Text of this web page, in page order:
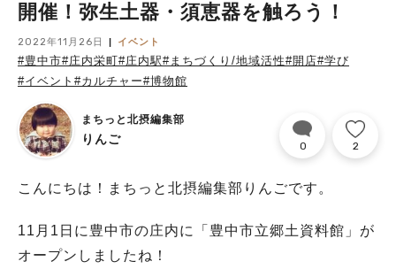
開催！弥生土器・須恵器を触ろう！
2022年11月26日 イベント
#豊中市#庄内栄町#庄内駅#まちづくり/地域活性#開店#学び
#イベント #カルチャー#博物館
まちっと北摂編集部
りんご 0 2
こんにちは！まちっと北摂編集部りんごです。
11月1日に豊中市の庄内に「豊中市立郷土資料館」が
オープンしましたね！